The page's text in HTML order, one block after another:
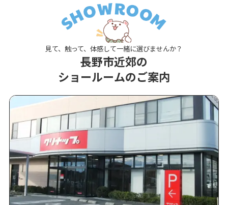
見て、触って、体感して一緒に選びませんか？
長野市近郊の
ショールームのご案内